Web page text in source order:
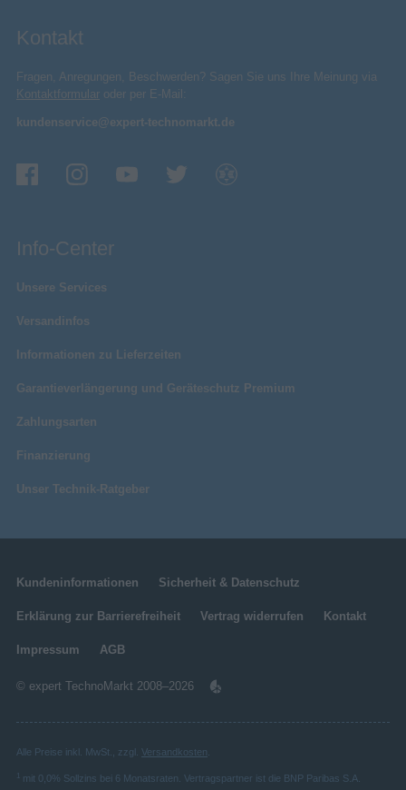
Kontakt
Fragen, Anregungen, Beschwerden? Sagen Sie uns Ihre Meinung via
Kontaktformular oder per E-Mail:
kundenservice@expert-technomarkt.de
Info-Center
Unsere Services
Versandinfos
Informationen zu Lieferzeiten
Garantieverlängerung und Geräteschutz Premium
Zahlungsarten
Finanzierung
Unser Technik-Ratgeber
Kundeninformationen Sicherheit & Datenschutz
Erklärung zur Barrierefreiheit Vertrag widerrufen Kontakt
Impressum AGB
© expert TechnoMarkt 2008–2026
Alle Preise inkl. MwSt., zzgl. Versandkosten
mit 0,0% Sollzins bei 6 Monatsraten. Vertragspartner ist die BNP Paribas S.A.